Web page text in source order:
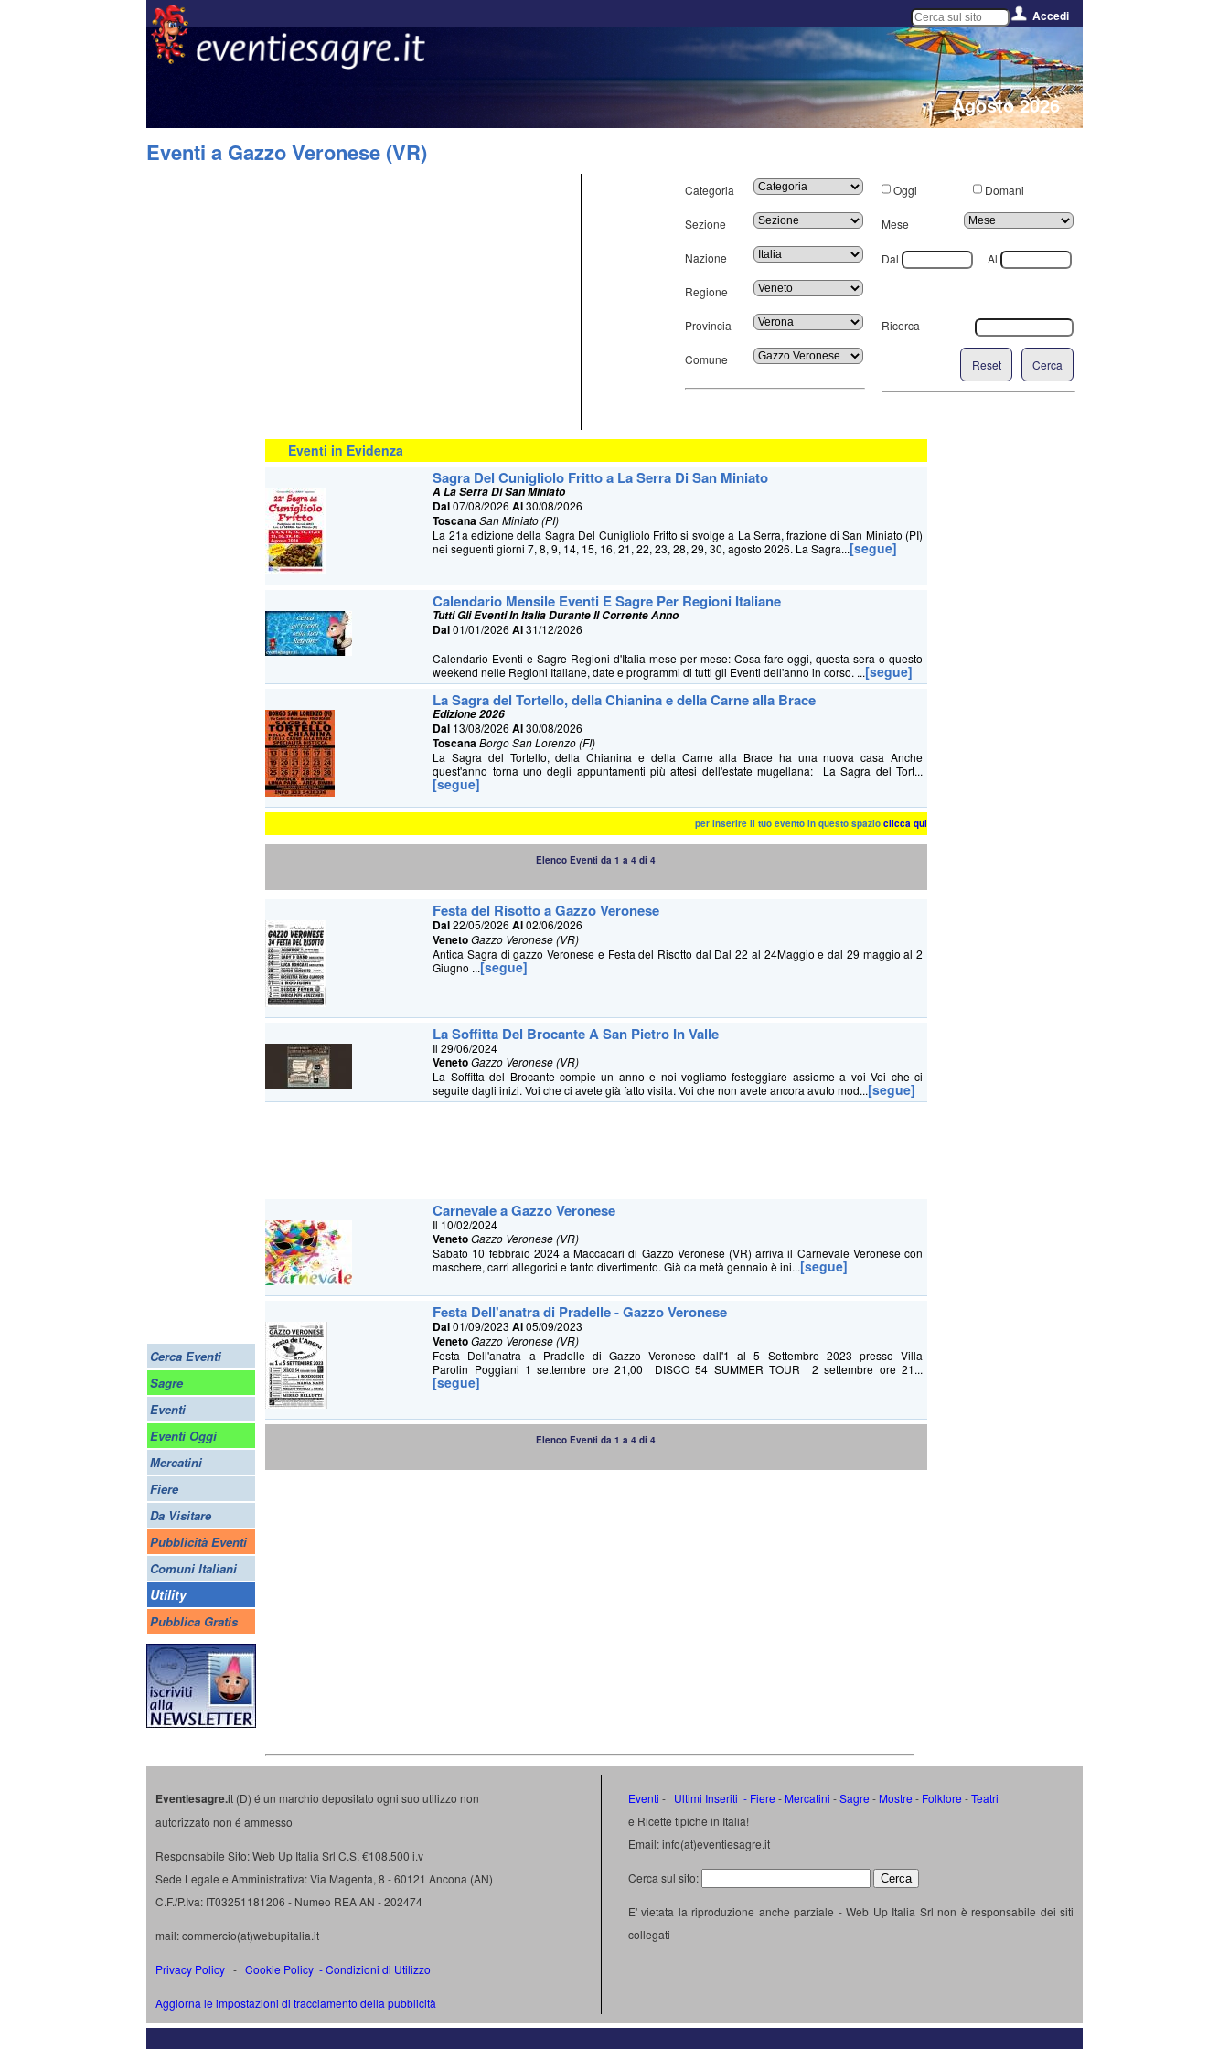
Accedi
Agosto 2026
Eventi a Gazzo Veronese (VR)
Cerca Eventi
Sagre
Eventi
Eventi Oggi
Mercatini
Fiere
Da Visitare
Pubblicità Eventi
Comuni Italiani
Utility
Pubblica Gratis
Categoria
Sezione
Nazione
Regione
Provincia
Comune
Oggi Domani
Mese
Dal Al
Ricerca
Cerca
Reset
Eventi in Evidenza
Sagra Del Cunigliolo Fritto a La Serra Di San Miniato
A La Serra Di San Miniato
Dal07/08/2026Al30/08/2026
ToscanaSan Miniato (PI)
La 21a edizione della Sagra Del Cunigliolo Fritto si svolge a La Serra, frazione di San Miniato (PI)
nei seguenti giorni 7, 8, 9, 14, 15, 16, 21, 22, 23, 28, 29, 30, agosto 2026. La Sagra...[segue]
Calendario Mensile Eventi E Sagre Per Regioni Italiane
Tutti Gli Eventi In Italia Durante Il Corrente Anno
Dal01/01/2026Al31/12/2026
Calendario Eventi e Sagre Regioni d'Italia mese per mese: Cosa fare oggi, questa sera o questo
weekend nelle Regioni Italiane, date e programmi di tutti gli Eventi dell'anno in corso. ...[segue]
La Sagra del Tortello, della Chianina e della Carne alla Brace
Edizione 2026
Dal 13/08/2026Al30/08/2026
ToscanaBorgo San Lorenzo (FI)
La Sagra del Tortello, della Chianina e della Carne alla Brace ha una nuova casa Anche
quest'anno torna uno degli appuntamenti più attesi dell'estate mugellana: La Sagra del Tort...
[segue]
per inserire il tuo evento in questo spazio clicca qui
Elenco Eventi da 1 a 4 di 4
Festa del Risotto a Gazzo Veronese
Dal22/05/2026Al02/06/2026
VenetoGazzo Veronese (VR)
Antica Sagra di gazzo Veronese e Festa del Risotto dal Dal 22 al 24Maggio e dal 29 maggio al 2
Giugno ...[segue]
La Soffitta Del Brocante A San Pietro In Valle
Il 29/06/2024
VenetoGazzo Veronese (VR)
La Soffitta del Brocante compie un anno e noi vogliamo festeggiare assieme a voi Voi che ci
seguite dagli inizi. Voi che ci avete già fatto visita. Voi che non avete ancora avuto mod...[segue]
Carnevale a Gazzo Veronese
Il 10/02/2024
VenetoGazzo Veronese (VR)
Sabato 10 febbraio 2024 a Maccacari di Gazzo Veronese (VR) arriva il Carnevale Veronese con
maschere, carri allegorici e tanto divertimento. Già da metà gennaio è ini...[segue]
Festa Dell'anatra di Pradelle - Gazzo Veronese
Dal01/09/2023Al05/09/2023
VenetoGazzo Veronese (VR)
Festa Dell'anatra a Pradelle di Gazzo Veronese dall'1 al 5 Settembre 2023 presso Villa
Parolin Poggiani 1 settembre ore 21,00 DISCO 54 SUMMER TOUR 2 settembre ore 21...
[segue]
Elenco Eventi da 1 a 4 di 4
Eventiesagre.it (D) é un marchio depositato ogni suo utilizzo non
autorizzato non é ammesso
Responsabile Sito: Web Up Italia Srl C.S. €108.500 i.v
Sede Legale e Amministrativa: Via Magenta, 8 - 60121 Ancona (AN)
C.F./P.Iva: IT03251181206 - Numeo REA AN - 202474
mail: commercio(at)webupitalia.it
Privacy Policy - Cookie Policy -Condizioni di Utilizzo
Aggiorna le impostazioni di tracciamento della pubblicità
Eventi - Ultimi Inseriti - Fiere - Mercatini -Sagre - Mostre - Folklore -Teatri
e Ricette tipiche in Italia!
Email: info(at)eventiesagre.it
Cerca sul sito:
E' vietata la riproduzione anche parziale - Web Up Italia Srl non è responsabile dei siti
collegati